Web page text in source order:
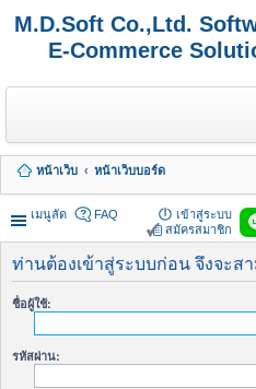
M.D.Soft Co.,Ltd.
E-Commerce
หน้าเว็บ
หน้าเว็บบอร์ด
เมนูลัด
FAQ
เข้าสู่ระบบ
สมัครสมาชิก
ท่านต้องเข้าสู่ระบบก่อน จึงจะส
ชื่อผู้ใช้:
รหัสผ่าน: